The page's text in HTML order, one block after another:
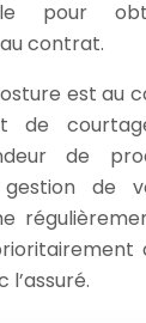
pour
contrat.
est au
de
de
de